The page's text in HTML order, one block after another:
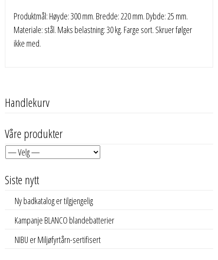
Produktmål: Høyde: 300 mm. Bredde: 220 mm. Dybde: 25 mm.
Materiale: stål. Maks belastning: 30 kg. Farge sort. Skruer følger
ikke med.
Handlekurv
Våre produkter
Siste nytt
Ny badkatalog er tilgjengelig
Kampanje BLANCO blandebatterier
NIBU er Miljøfyrtårn-sertifisert